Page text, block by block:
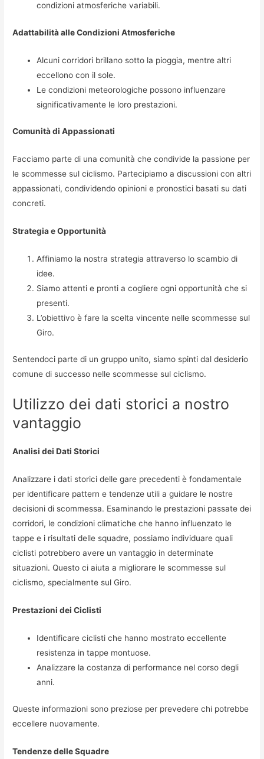
condizioni atmosferiche variabili.
Adattabilità alle Condizioni Atmosferiche
Alcuni corridori brillano sotto la pioggia, mentre altri
eccellono con il sole.
Le condizioni meteorologiche possono influenzare
significativamente le loro prestazioni.
Comunità di Appassionati
Facciamo parte di una comunità che condivide la passione per
le scommesse sul ciclismo. Partecipiamo a discussioni con altri
appassionati, condividendo opinioni e pronostici basati su dati
concreti.
Strategia e Opportunità
Affiniamo la nostra strategia attraverso lo scambio di
idee.
Siamo attenti e pronti a cogliere ogni opportunità che si
presenti.
L’obiettivo è fare la scelta vincente nelle scommesse sul
Giro.
Sentendoci parte di un gruppo unito, siamo spinti dal desiderio
comune di successo nelle scommesse sul ciclismo.
Utilizzo dei dati storici a nostro
vantaggio
Analisi dei Dati Storici
Analizzare i dati storici delle gare precedenti è fondamentale
per identificare pattern e tendenze utili a guidare le nostre
decisioni di scommessa. Esaminando le prestazioni passate dei
corridori, le condizioni climatiche che hanno influenzato le
tappe e i risultati delle squadre, possiamo individuare quali
ciclisti potrebbero avere un vantaggio in determinate
situazioni. Questo ci aiuta a migliorare le scommesse sul
ciclismo, specialmente sul Giro.
Prestazioni dei Ciclisti
Identificare ciclisti che hanno mostrato eccellente
resistenza in tappe montuose.
Analizzare la costanza di performance nel corso degli
anni.
Queste informazioni sono preziose per prevedere chi potrebbe
eccellere nuovamente.
Tendenze delle Squadre